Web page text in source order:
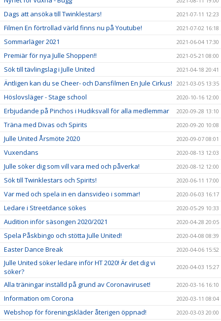
Dags att ansöka till Twinklestars! 2021-07-11 12:23
Filmen En förtrollad värld finns nu på Youtube! 2021-07-02 16:18
Sommarläger 2021 2021-06-04 17:30
Premiär för nya Julle Shoppen!! 2021-05-21 08:00
Sök till tävlingslag i Julle United 2021-04-18 20:41
Äntligen kan du se Cheer- och Dansfilmen En Jule Cirkus! 2021-03-05 13:35
Höslovsläger - Stage school 2020-10-16 12:00
Erbjudande på Pinchos i Hudiksvall för alla medlemmar 2020-09-28 13:10
Träna med Divas och Spirits 2020-09-20 10:08
Julle United Årsmöte 2020 2020-09-07 08:01
Vuxendans 2020-08-13 12:03
Julle söker dig som vill vara med och påverka! 2020-08-12 12:00
Sök till Twinklestars och Spirits! 2020-06-11 17:00
Var med och spela in en dansvideo i sommar! 2020-06-03 16:17
Ledare i Streetdance sökes 2020-05-29 10:33
Audition inför säsongen 2020/2021 2020-04-28 20:05
Spela Påskbingo och stötta Julle United! 2020-04-08 08:39
Easter Dance Break 2020-04-06 15:52
Julle United söker ledare inför HT 2020! Är det dig vi
söker?
2020-04-03 15:27
Alla träningar inställd på grund av Coronaviruset! 2020-03-16 16:10
Information om Corona 2020-03-11 08:04
Webshop för föreningskläder återigen öppnad! 2020-03-03 20:00